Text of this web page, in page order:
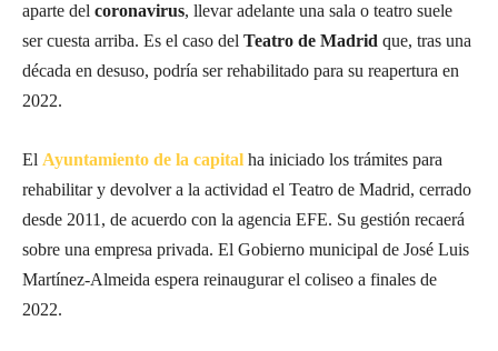
aparte del coronavirus, llevar adelante una sala o teatro suele
ser cuesta arriba. Es el caso del Teatro de Madrid que, tras una
década en desuso, podría ser rehabilitado para su reapertura en
2022.
El Ayuntamiento de la capital ha iniciado los trámites para
rehabilitar y devolver a la actividad el Teatro de Madrid, cerrado
desde 2011, de acuerdo con la agencia EFE. Su gestión recaerá
sobre una empresa privada. El Gobierno municipal de José Luis
Martínez-Almeida espera reinaugurar el coliseo a finales de
2022.